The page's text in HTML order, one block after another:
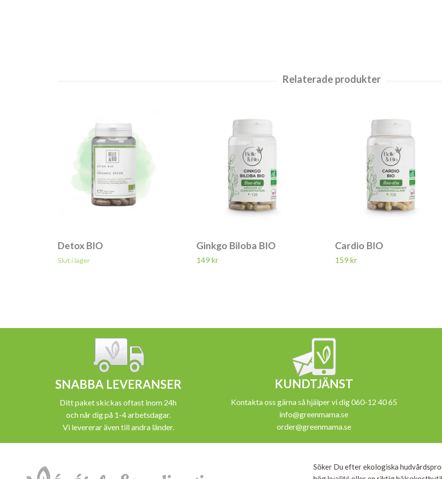
Detox BIO
Slut i lager
Ginkgo Biloba BIO
149 kr
Cardio BIO
159 kr
SNABBA LEVERANSER
Ditt paket skickas oftast inom 24h
och når dig på 1-4 arbetsdagar.
Vi levererar även till andra länder.
KUNDTJÄNST
Kontakta oss gärna så hjälper vi dig 060-12 40 65
info@greenmama.se
order@greenmama.se
Söker Du efter ekologiska